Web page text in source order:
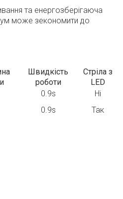
та енергозберігаюча
може зекономити до
Швидкість
роботи
Стріла з
LED
0.9s
Ні
0.9s Так